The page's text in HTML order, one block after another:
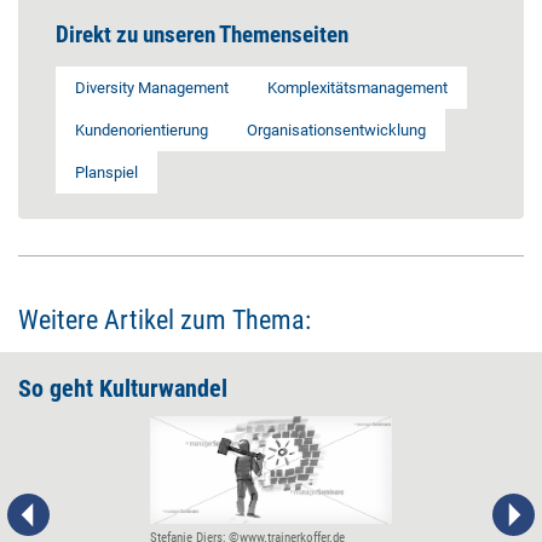
Direkt zu unseren Themenseiten
Diversity Management Komplexitätsmanagement
Kundenorientierung Organisationsentwicklung
Planspiel
Weitere Artikel zum Thema:
So geht Kulturwandel
Stefanie Diers; ©www.trainerkoffer.de